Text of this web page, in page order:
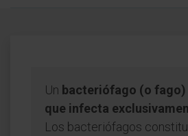
Un bacteriófago (o fago)
que infecta
Los bacteriófagos